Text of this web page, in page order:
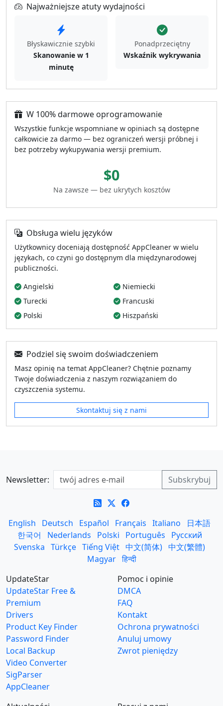
Najważniejsze atuty wydajności
Błyskawicznie szybki
Skanowanie w 1
minutę
Ponadprzeciętny
Wskaźnik wykrywania
W 100% darmowe oprogramowanie
Wszystkie funkcje wspomniane w opiniach są dostępne
całkowicie za darmo — bez ograniczeń wersji próbnej i
bez potrzeby wykupywania wersji premium.
$0
Na zawsze — bez ukrytych kosztów
Obsługa wielu języków
Użytkownicy doceniają dostępność AppCleaner w wielu
językach, co czyni go dostępnym dla międzynarodowej
publiczności.
Angielski
Niemiecki
Turecki
Francuski
Polski
Hiszpański
Podziel się swoim doświadczeniem
Masz opinię na temat AppCleaner? Chętnie poznamy
Twoje doświadczenia z naszym rozwiązaniem do
czyszczenia systemu.
Skontaktuj się z nami
Newsletter:
English Deutsch Español Français Italiano
日本語
한국어
Nederlands Polski Português
Русский
Svenska Türkçe Tiếng Việt 中文(简体) 中文(繁體)
Magyar हिन्दी
UpdateStar
UpdateStar Free &
Premium
Drivers
Product Key Finder
Password Finder
Local Backup
Video Converter
SigParser
AppCleaner
Pomoc i opinie
DMCA
FAQ
Kontakt
Ochrona prywatności
Anuluj umowy
Zwrot pieniędzy